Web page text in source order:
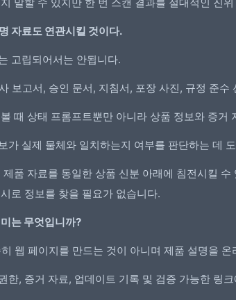
자료도 연관시킬 것이다.
고립되어서는 안됩니다.
보고서, 승인 문서, 지침서, 포장 사진, 규정 준수
때 상태 프롬프트뿐만 아니라 상품 정보와 증거
가 실제 물체와 일치하는지 여부를 판단하는 데
품 자료를 동일한 상품 신분 아래에 침전시킬
로 정보를 찾을 필요가 없습니다.
는 무엇입니까?
웹 페이지를 만드는 것이 아니며 제품 설명을
한, 증거 자료, 업데이트 기록 및 검증 가능한 링